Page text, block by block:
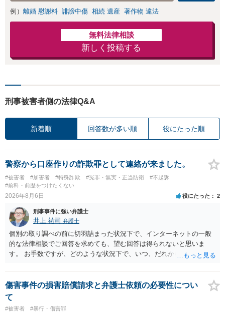
例） 離婚 慰謝料 誹謗中傷 相続 遺産 著作物 違法
無料法律相談
新しく投稿する
刑事被害者側の法律Q&A
新着順 回答数が多い順 役にたった順
警察から口座作りの詐欺罪として連絡が来ました。
#被害者 #加害者 #特殊詐欺 #冤罪・無実・正当防衛
#不起訴
#前科・前歴をつけたくない
2026年8月6日 役にたった 2
刑事事件に強い弁護士
井上 祐司 弁護士
個別の取り調べの前に切羽詰まった状況下で、インターネットの一般
的な法律相談でご回答を求めても、望む回答は得られないと思いま
す。 お手数ですが、どのような状況下で、いつ、だれからどのような
の程度だと聞いているのかということについて、お近くで詳細な法律
相談を受けられたうえで対処方法を探された方がよいと思われます。
一般論でいえば、任意取り調べの場合、ＩＣレコーダーを持参して取
り調べ内容を録音することは必須だと考えます。
傷害事件の損害賠償請求と弁護士依頼の必要性につい
て
#被害者 #暴行・傷害罪